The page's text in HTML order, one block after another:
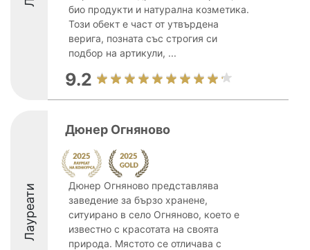
био продукти и натурална козметика.
Този обект е част от утвърдена
верига, позната със строгия си
подбор на артикули, ...
9.2
Лауреати
Дюнер Огняново
Дюнер Огняново представлява
заведение за бързо хранене,
ситуирано в село Огняново, което е
известно с красотата на своята
природа. Мястото се отличава с